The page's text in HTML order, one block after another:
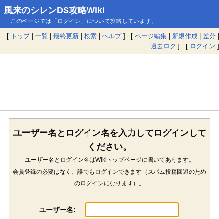
風来のシレンDS攻略Wiki
このページでは「ログイン」について攻略しています。
[ トップ| 一覧 | 最終更新 | 検索 | ヘルプ] [ ページ編集 | 新規作成 | 差分 |
過去ログ ] [ ログイン ]
ユーザー名とログイン名を入力してログインして
ください。
ユーザー名とログイン名はWikiトップページに書いてあります。
会員登録の必要はなく、誰でもログインできます（スパム投稿回避のため
のログインになります）。
ユーザー名: